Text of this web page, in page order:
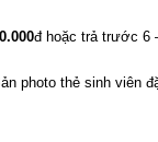
đ hoặc trả trước 6
photo thẻ sinh viên